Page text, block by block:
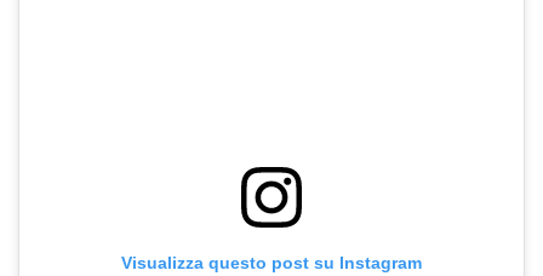
Visualizza questo post su Instagram